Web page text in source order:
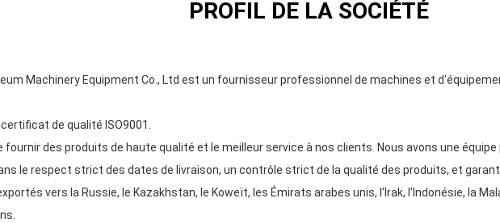
PROFIL DE LA SOCIÉTÉ
Machinery Equipment Co., Ltd est un fournisseur professionnel de machines et
de qualité ISO9001.
fournir des produits de haute qualité et le meilleur service à nos clients. Nous avons une
le respect strict des dates de livraison, un contrôle strict de la qualité des produits, et
vers la Russie, le Kazakhstan, le Koweït, les Émirats arabes unis, l'Irak, l'Indonésie, la